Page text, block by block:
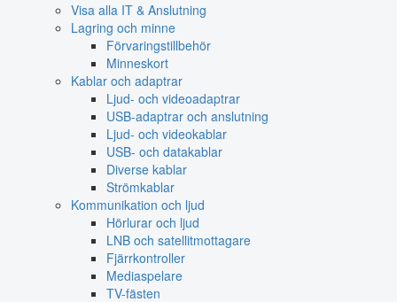
Visa alla IT & Anslutning
Lagring och minne
Förvaringstillbehör
Minneskort
Kablar och adaptrar
Ljud- och videoadaptrar
USB-adaptrar och anslutning
Ljud- och videokablar
USB- och datakablar
Diverse kablar
Strömkablar
Kommunikation och ljud
Hörlurar och ljud
LNB och satellitmottagare
Fjärrkontroller
Mediaspelare
TV-fästen